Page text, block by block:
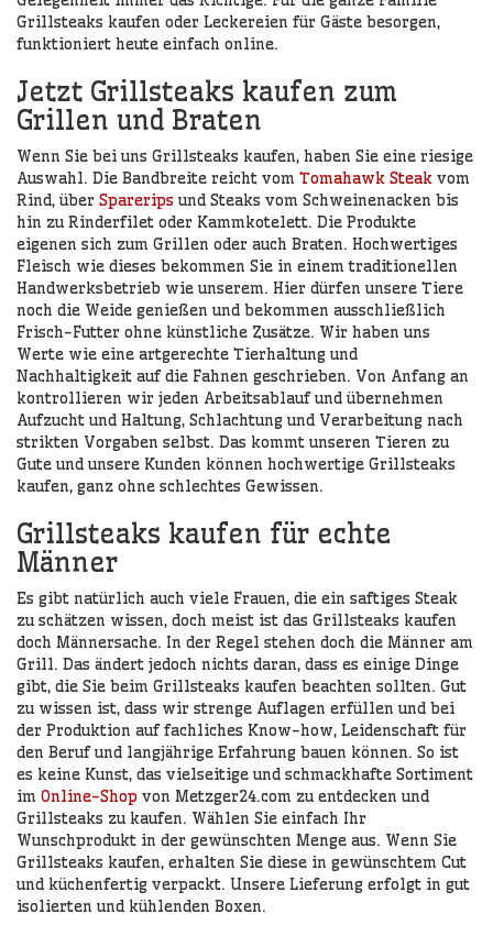
Grillsteaks kaufen oder Leckereien für Gäste besorgen,
funktioniert heute einfach online.
Jetzt Grillsteaks kaufen zum
Grillen und Braten
Wenn Sie bei uns Grillsteaks kaufen, haben Sie eine riesige
Auswahl. Die Bandbreite reicht vom Tomahawk Steak vom
Rind, über Sparerips und Steaks vom Schweinenacken bis
hin zu Rinderfilet oder Kammkotelett. Die Produkte
eigenen sich zum Grillen oder auch Braten. Hochwertiges
Fleisch wie dieses bekommen Sie in einem traditionellen
Handwerksbetrieb wie unserem. Hier dürfen unsere Tiere
noch die Weide genießen und bekommen ausschließlich
Frisch-Futter ohne künstliche Zusätze. Wir haben uns
Werte wie eine artgerechte Tierhaltung und
Nachhaltigkeit auf die Fahnen geschrieben. Von Anfang an
kontrollieren wir jeden Arbeitsablauf und übernehmen
Aufzucht und Haltung, Schlachtung und Verarbeitung nach
strikten Vorgaben selbst. Das kommt unseren Tieren zu
Gute und unsere Kunden können hochwertige Grillsteaks
kaufen, ganz ohne schlechtes Gewissen.
Grillsteaks kaufen für echte
Männer
Es gibt natürlich auch viele Frauen, die ein saftiges Steak
zu schätzen wissen, doch meist ist das Grillsteaks kaufen
doch Männersache. In der Regel stehen doch die Männer am
Grill. Das ändert jedoch nichts daran, dass es einige Dinge
gibt, die Sie beim Grillsteaks kaufen beachten sollten. Gut
zu wissen ist, dass wir strenge Auflagen erfüllen und bei
der Produktion auf fachliches Know-how, Leidenschaft für
den Beruf und langjährige Erfahrung bauen können. So ist
es keine Kunst, das vielseitige und schmackhafte Sortiment
im Online-Shop von Metzger24.com zu entdecken und
Grillsteaks zu kaufen. Wählen Sie einfach Ihr
Wunschprodukt in der gewünschten Menge aus. Wenn Sie
Grillsteaks kaufen, erhalten Sie diese in gewünschtem Cut
und küchenfertig verpackt. Unsere Lieferung erfolgt in gut
isolierten und kühlenden Boxen.